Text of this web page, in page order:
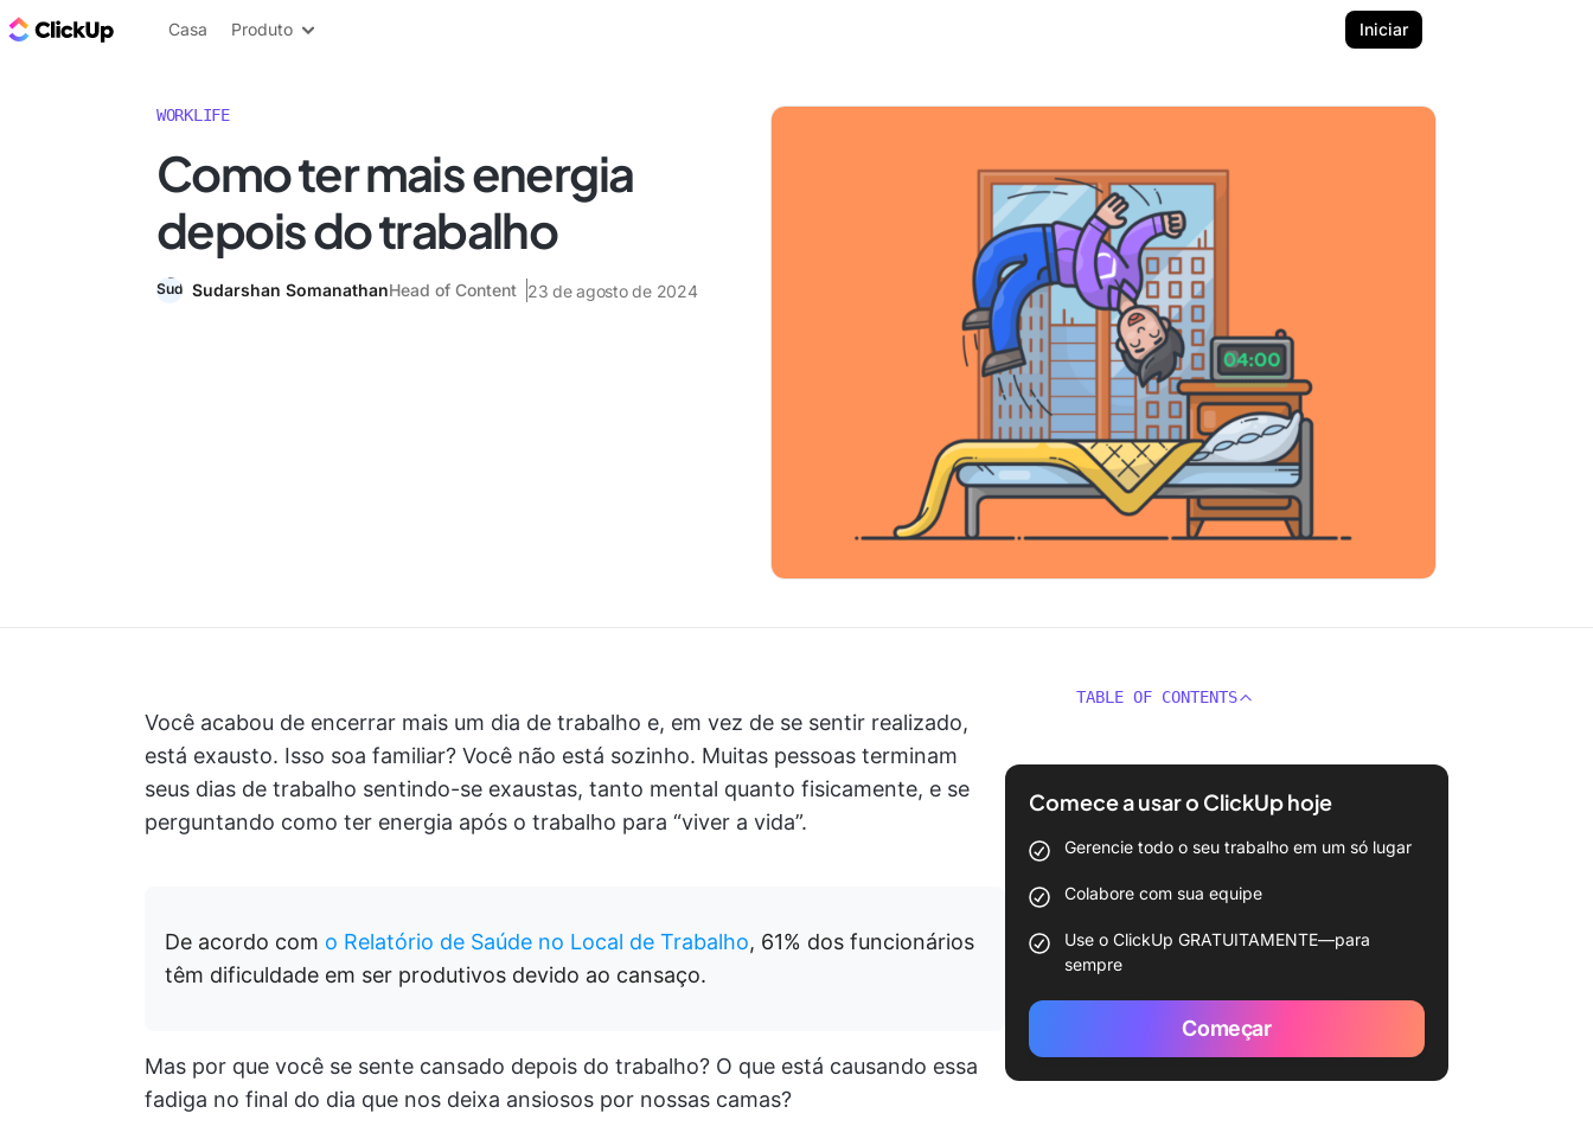
ClickUp Blogue
Casa Produto Iniciar
WORKLIFE
Como ter mais energia
depois do trabalho
Sudarshan SomanathanHead of Content 23 de agosto de 2024
Você acabou de encerrar mais um dia de trabalho e, em vez de se sentir realizado,
está exausto. Isso soa familiar? Você não está sozinho. Muitas pessoas terminam
seus dias de trabalho sentindo-se exaustas, tanto mental quanto fisicamente, e se
perguntando como ter energia após o trabalho para “viver a vida”.
De acordo com o Relatório de Saúde no Local de Trabalho, 61% dos funcionários
têm dificuldade em ser produtivos devido ao cansaço.
Mas por que você se sente cansado depois do trabalho? O que está causando essa
fadiga no final do dia que nos deixa ansiosos por nossas camas?
TABLE OF CONTENTS
Comece a usar o ClickUp hoje
Gerencie todo o seu trabalho em um só lugar
Colabore com sua equipe
Use o ClickUp GRATUITAMENTE—para
sempre
Começar